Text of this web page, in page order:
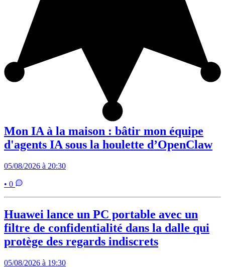
Mon IA à la maison : bâtir mon équipe
d'agents IA sous la houlette d’OpenClaw
05/08/2026 à 20:30
• 0
Huawei lance un PC portable avec un
filtre de confidentialité dans la dalle qui
protège des regards indiscrets
05/08/2026 à 19:30